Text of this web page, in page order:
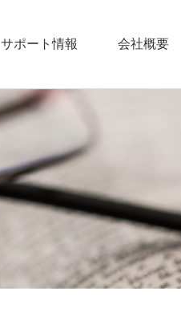
サポート情報 会社概要